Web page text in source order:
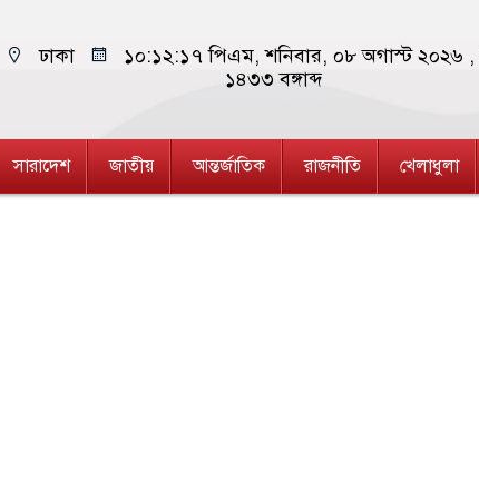
ঢাকা ১০:১২:১৭ পিএম, শনিবার, ০৮ অগাস্ট ২০২৬ ,
১৪৩৩ বঙ্গাব্দ
সারাদেশ জাতীয় আন্তর্জাতিক রাজনীতি খেলাধুলা